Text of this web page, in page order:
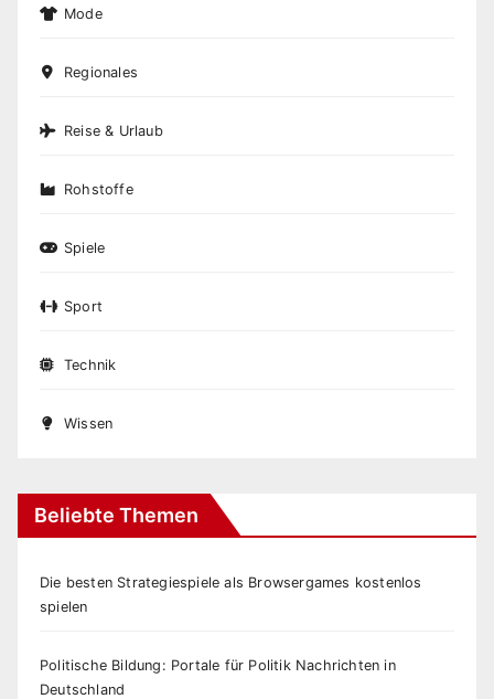
Mode
Regionales
Reise & Urlaub
Rohstoffe
Spiele
Sport
Technik
Wissen
Beliebte Themen
Die besten Strategiespiele als Browsergames kostenlos
spielen
Politische Bildung: Portale für Politik Nachrichten in
Deutschland